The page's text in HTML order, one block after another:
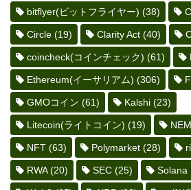
bitflyer(ビットフライヤー) (38)
Circle (19) Clarity Act (40)
coincheck(コインチェック) (61)
Ethereum(イーサリアム) (306)
GMOコイン (61) Kalshi (23)
Litecoin(ライトコイン) (19)
NFT (63) Polymarket (28)
RWA(20) SEC (25) Solana